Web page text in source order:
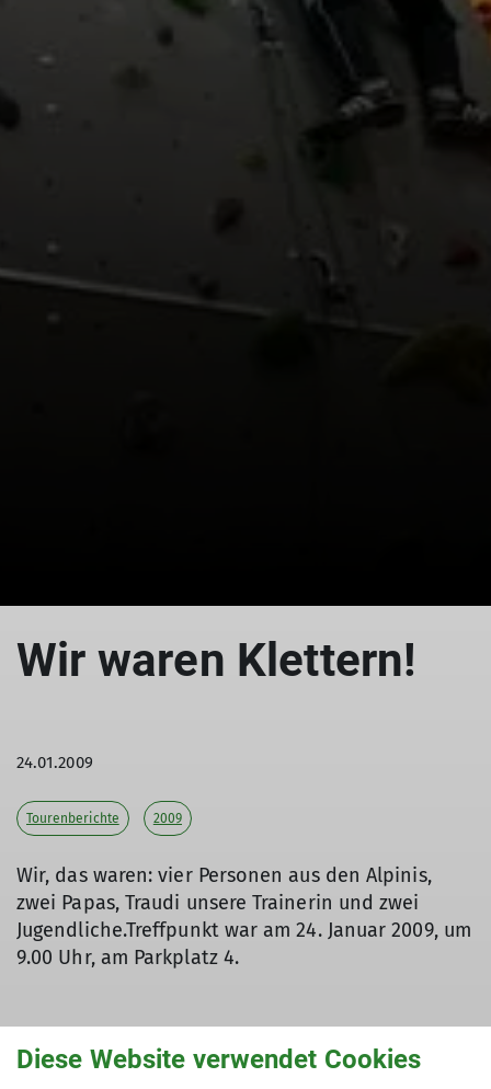
Wir waren Klettern!
24.01.2009
Tourenberichte 2009
Wir, das waren: vier Personen aus den Alpinis,
zwei Papas, Traudi unsere Trainerin und zwei
Jugendliche.Treffpunkt war am 24. Januar 2009, um
9.00 Uhr, am Parkplatz 4.
Und ab ging die Fahrt zu einer gigantischen
Diese Website verwendet Cookies